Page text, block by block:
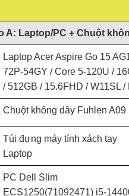
A: Laptop/PC + Chuột
Laptop Acer Aspire Go 15
72P-54GY / Core 5-120U /
/ 512GB / 15.6FHD / W11SL /
Chuột không dây Fuhlen A09
Túi đựng máy tính xách tay
Laptop
PC Dell Slim
ECS1250(71092471) i5-